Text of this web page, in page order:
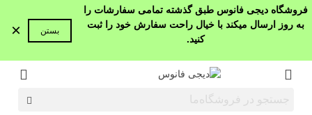
فروشگاه دیجی فانوس طبق گذشته تمامی سفارشات را
به روز ارسال میکند با خیال راحت سفارش خود را ثبت
کنید.
بستن ×